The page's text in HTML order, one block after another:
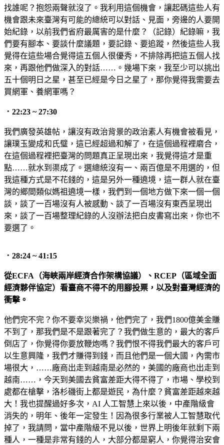
找誰呢？抱怨兩聲就沒了。我利用這個機會，讓起碼這些人有
機會跟未來臺灣有可能的總統可以對話、見面，旁邊的人要開
始紀錄，以前我們省府最厲害的是什麼？（記錄）紀錄嘛，我
們要有腳本、要談什麼議題，要記錄、要追蹤，然後這些人我
覺得在這些場合覺得這五個人很優秀，不排除再把這五個人找
來，再跟他們做深入的對話……。幾場下來，我至少可以挑出
五十個明日之星，甚至已經是今日之星了，那你覺得我需要去
買網軍、養網軍嗎？
．22:23 ~ 27:30
我們廣發英雄帖，讓沒有政治背景的政治素人有機會被看見，
讓璞玉變成和氏璧，這已經超過和解了，在這個過程裡磨合，
在這個過程裡把臺灣的問題真正呈現出來，我覺得這才是重
點……就水到渠成了。選總統沒有一、兩百億是不用選的，但
我這種方式是不花錢的，這是另外一種遶境，這一群人就在臺
灣的鄉間類似媽祖遶境一樣，我們到一個地方做下來一個一個
談，談了一百場沒有人被感動、談了一百場沒有東西呈現出
來，談了一百場整理紀錄的人沒辦法把白皮書寫出來，你也不
要選了。
．28:24 ~ 41:15
從ECFA（海峽兩岸經濟合作架構協議）、RCEP（區域全面
經濟夥伴協定）看臺商不得不的用腳投票 ，以及對臺灣經濟的
衝擊。
他們完不完？你不要幸災樂禍，他們完了，我們1800億美金賺
不到了，那我們是不是跟著完了？我們做生意的，最大的客戶
倒店了，你覺得你要放鞭炮嗎？我們恨不得我們最大的客戶可
以生意興隆，我們才賺得到錢，而且他們是一個大國，內需市
場很大，……廠商出走到越南是必然的，美國的廠商也出走到
越南……，今天到美國去貧富差距大得不得了，市場、學校到
處都在槍擊，洛杉磯街上都是遊民，為什麼？貧富差距越來越
大！我也提醒過好多次，AI 人工智慧上來以後，中產階級會
消失的，明年、後年一定發生！因為很多行業被人工智慧取代
掉了，我請問，當中產階級不見以後，世界上明後年就剩下兩
種人，一種是非常有錢的人，大部分都是窮人，你覺得治安會